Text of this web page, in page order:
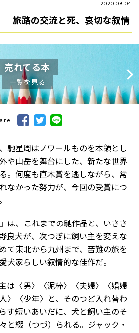
2020.08.04
旅路の交流と死、哀切な叙情
売れてる本
一覧を見る
馳星周はノワールものを本領とし
や山岳を舞台にした、新たな世界
。何度も直木賞を逃しながら、常
なかった努力が、今回の受賞につ
は、これまでの馳作品と、いささ
良犬が、次つぎに飼い主を変えな
て東北から九州まで、苦難の旅を
犬家らしい叙情的な佳作だ。
は〈男〉〈泥棒〉〈夫婦〉〈娼婦
〉〈少年〉と、そのつど入れ替わ
す短いあいだに、犬と飼い主のそ
と綴（つづ）られる。ジャック・